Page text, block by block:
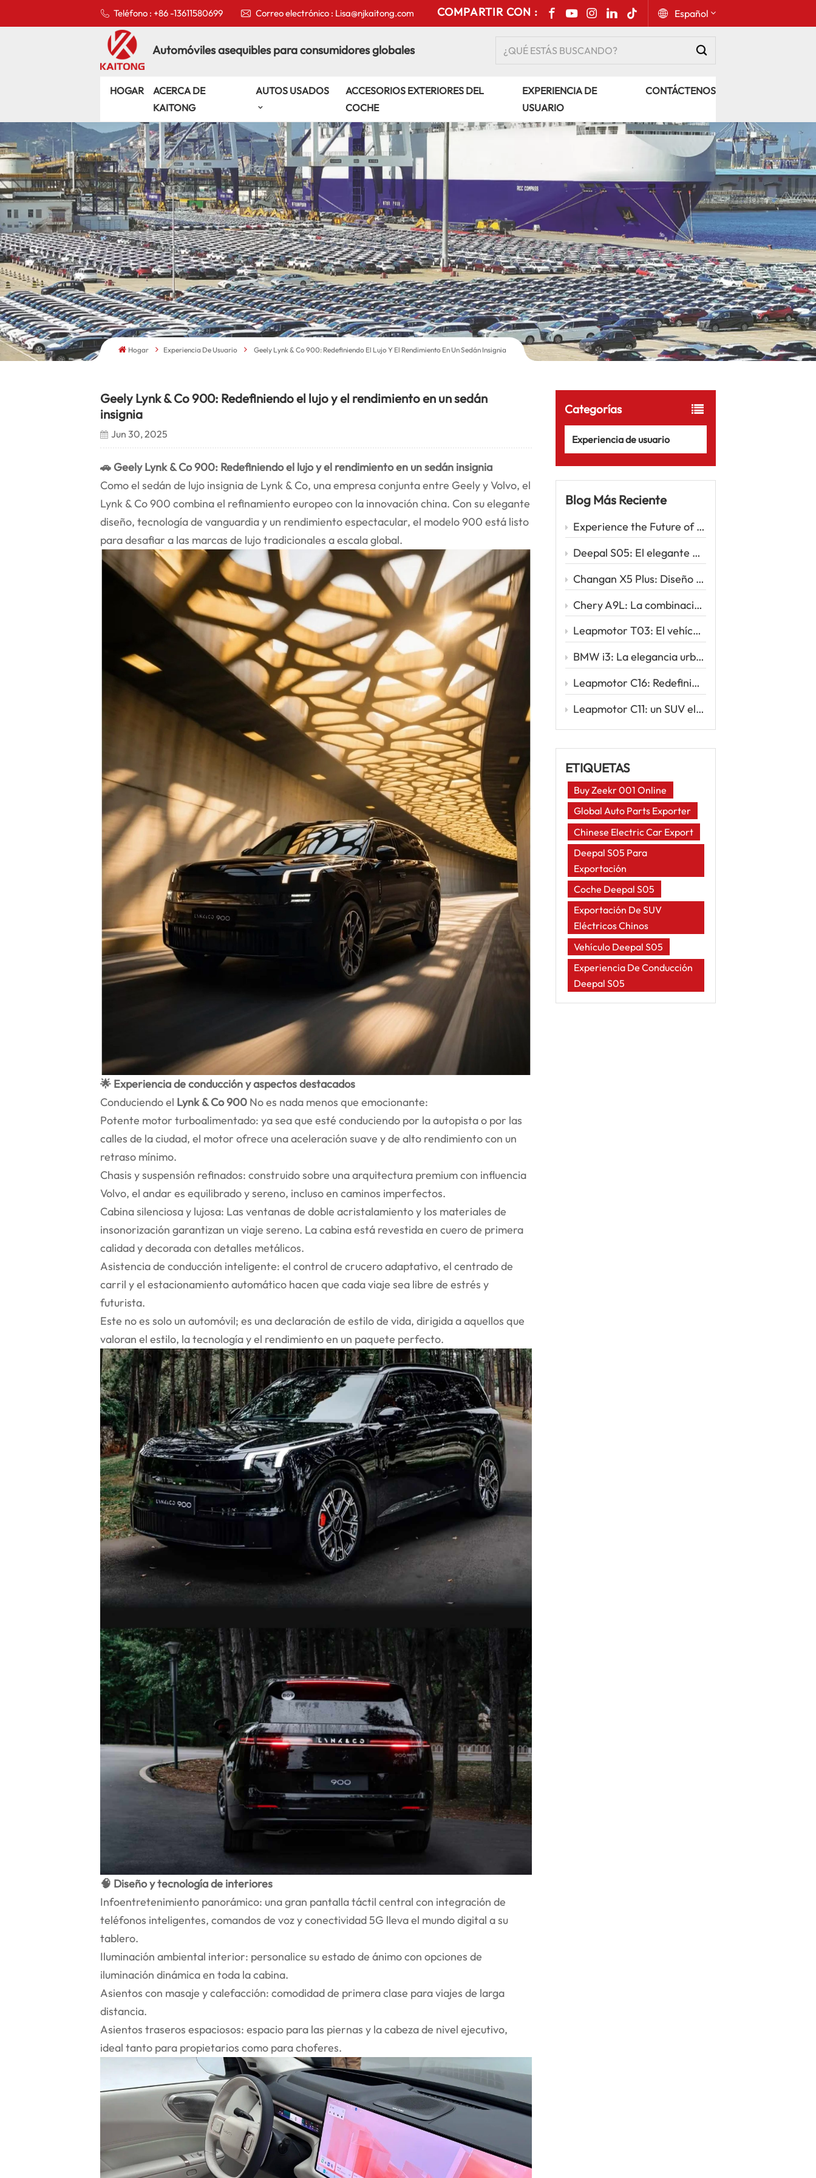
Teléfono : +86 -13611580699 Correo electrónico : Lisa@njkaitong.com COMPARTIR CON : Español
Русский
Español
Português
عربي
kiswahili
Automóviles asequibles para consumidores globales
HOGAR
ACERCA DE
KAITONG
AUTOS USADOS
ACCESORIOS EXTERIORES DEL
COCHE
EXPERIENCIA DE
USUARIO
CONTÁCTENOS
Hogar Experiencia De Usuario Geely Lynk & Co 900: Redefiniendo El Lujo Y El Rendimiento En Un Sedán Insignia
Categorías
Experiencia de usuario
Blog Más Reciente
Experience the Future of Driving with the Zeekr 001 – A Luxury EV Redefining Performance and Comfort Car
Deepal S05: El elegante SUV eléctrico que redefine la movilidad inteligente
Changan X5 Plus: Diseño deportivo, conducción potente, valor excepcional
Chery A9L: La combinación perfecta de sofisticación y rendimiento
Leapmotor T03: El vehículo eléctrico urbano inteligente para tu primer viaje eléctrico
BMW i3: La elegancia urbana se une a la innovación eléctrica
Leapmotor C16: Redefiniendo los viajes familiares con la potencia inteligente de los vehículos eléctricos
Leapmotor C11: un SUV eléctrico inteligente para la nueva era de la conducción
ETIQUETAS
Buy Zeekr 001 Online
Global Auto Parts Exporter
Chinese Electric Car Export
Deepal S05 Para
Exportación
Coche Deepal S05
Exportación De SUV
Eléctricos Chinos
Vehículo Deepal S05
Experiencia De Conducción
Deepal S05
Geely Lynk & Co 900: Redefiniendo el lujo y el rendimiento en un sedán
insignia
Jun 30, 2025
🚗 Geely Lynk & Co 900: Redefiniendo el lujo y el rendimiento en un sedán insignia
Como el sedán de lujo insignia de Lynk & Co, una empresa conjunta entre Geely y Volvo, el
Lynk & Co 900 combina el refinamiento europeo con la innovación china. Con su elegante
diseño, tecnología de vanguardia y un rendimiento espectacular, el modelo 900 está listo
para desafiar a las marcas de lujo tradicionales a escala global.
🌟 Experiencia de conducción y aspectos destacados
Conduciendo el Lynk & Co 900No es nada menos que emocionante:
Potente motor turboalimentado: ya sea que esté conduciendo por la autopista o por las
calles de la ciudad, el motor ofrece una aceleración suave y de alto rendimiento con un
retraso mínimo.
Chasis y suspensión refinados: construido sobre una arquitectura premium con influencia
Volvo, el andar es equilibrado y sereno, incluso en caminos imperfectos.
Cabina silenciosa y lujosa: Las ventanas de doble acristalamiento y los materiales de
insonorización garantizan un viaje sereno. La cabina está revestida en cuero de primera
calidad y decorada con detalles metálicos.
Asistencia de conducción inteligente: el control de crucero adaptativo, el centrado de
carril y el estacionamiento automático hacen que cada viaje sea libre de estrés y
futurista.
Este no es solo un automóvil; es una declaración de estilo de vida, dirigida a aquellos que
valoran el estilo, la tecnología y el rendimiento en un paquete perfecto.
🧠 Diseño y tecnología de interiores
Infoentretenimiento panorámico: una gran pantalla táctil central con integración de
teléfonos inteligentes, comandos de voz y conectividad 5G lleva el mundo digital a su
tablero.
Iluminación ambiental interior: personalice su estado de ánimo con opciones de
iluminación dinámica en toda la cabina.
Asientos con masaje y calefacción: comodidad de primera clase para viajes de larga
distancia.
Asientos traseros espaciosos: espacio para las piernas y la cabeza de nivel ejecutivo,
ideal tanto para propietarios como para choferes.